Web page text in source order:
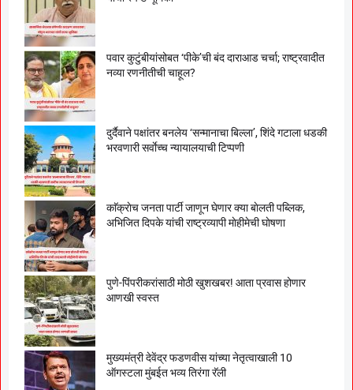
पवार कुटुंबीयांसोबत ‘पीके’ची बंद दाराआड चर्चा; राष्ट्रवादीत
नव्या रणनीतीची चाहूल?
दुर्दैवाने पक्षांतर बनलेय ‘सन्मानाचा बिल्ला’, शिंदे गटाला धडकी
भरवणारी सर्वाेच्च न्यायालयाची टिप्पणी
काॅक्राेच जनता पार्टी जाणून घेणार क्या बाेलती पब्लिक,
अभिजित दिपके यांची राष्ट्रव्यापी माेहीमेची घाेषणा
पुणे-पिंपरीकरांसाठी मोठी खुशखबर! आता प्रवास होणार
आणखी स्वस्त
मुख्यमंत्री देवेंद्र फडणवीस यांच्या नेतृत्वाखाली 10
ऑगस्टला मुंबईत भव्य तिरंगा रॅली